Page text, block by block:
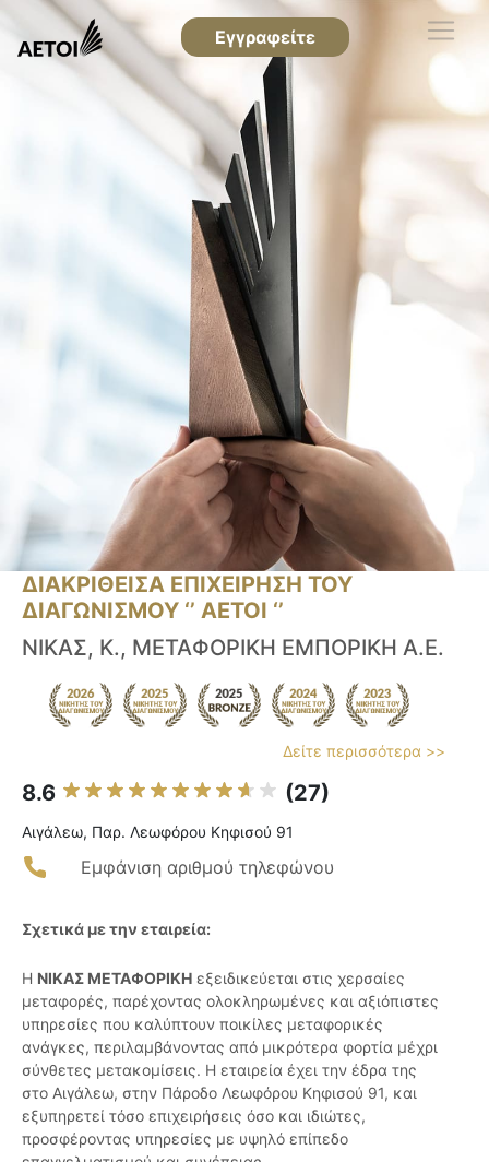
Εγγραφείτε
ΔΙΑΚΡΙΘΕΙΣΑ ΕΠΙΧΕΙΡΗΣΗ ΤΟΥ
ΔΙΑΓΩΝΙΣΜΟΥ ‘’ ΑΕΤΟΙ ‘’
ΝΙΚΑΣ, Κ., ΜΕΤΑΦΟΡΙΚΗ ΕΜΠΟΡΙΚΗ Α.Ε.
Δείτε περισσότερα >>
8.6 (27)
Αιγάλεω, Παρ. Λεωφόρου Κηφισού 91
Εμφάνιση αριθμού τηλεφώνου
Σχετικά με την εταιρεία:
Η ΝΙΚΑΣ ΜΕΤΑΦΟΡΙΚΗ εξειδικεύεται στις χερσαίες
μεταφορές, παρέχοντας ολοκληρωμένες και αξιόπιστες
υπηρεσίες που καλύπτουν ποικίλες μεταφορικές
ανάγκες, περιλαμβάνοντας από μικρότερα φορτία μέχρι
σύνθετες μετακομίσεις. Η εταιρεία έχει την έδρα της
στο Αιγάλεω, στην Πάροδο Λεωφόρου Κηφισού 91, και
εξυπηρετεί τόσο επιχειρήσεις όσο και ιδιώτες,
προσφέροντας υπηρεσίες με υψηλό επίπεδο